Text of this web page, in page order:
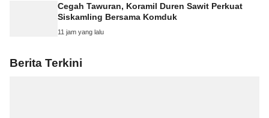
Cegah Tawuran, Koramil Duren Sawit Perkuat
Siskamling Bersama Komduk
11 jam yang lalu
Berita Terkini